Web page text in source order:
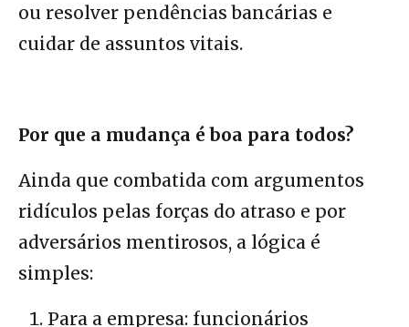
ou resolver pendências bancárias e
cuidar de assuntos vitais.
Por que a mudança é boa para todos?
Ainda que combatida com argumentos
ridículos pelas forças do atraso e por
adversários mentirosos, a lógica é
simples:
Para a empresa: funcionários